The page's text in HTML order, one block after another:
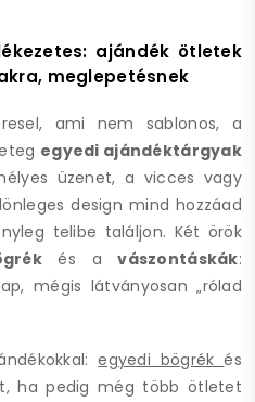
ajándék ötletek
meglepetésnek
ami nem sablonos, a
egyedi ajándéktárgyak
üzenet, a vicces vagy
design mind hozzáad
telibe találjon. Két örök
és avászontáskák:
mégis látványosan „rólad
egyedi bögrékés
ha pedig még több ötletet